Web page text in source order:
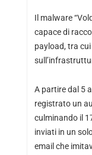
Il malware
capace di
payload, tra
A partire dal 5
registrato un
culminando il
inviati in un
email che